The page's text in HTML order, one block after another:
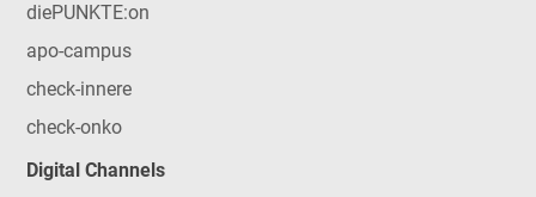
diePUNKTE:on
apo-campus
check-innere
check-onko
Digital Channels